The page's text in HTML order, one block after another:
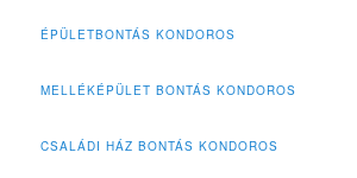
ÉPÜLETBONTÁS KONDOROS
MELLÉKÉPÜLET BONTÁS KONDOROS
CSALÁDI HÁZ BONTÁS KONDOROS